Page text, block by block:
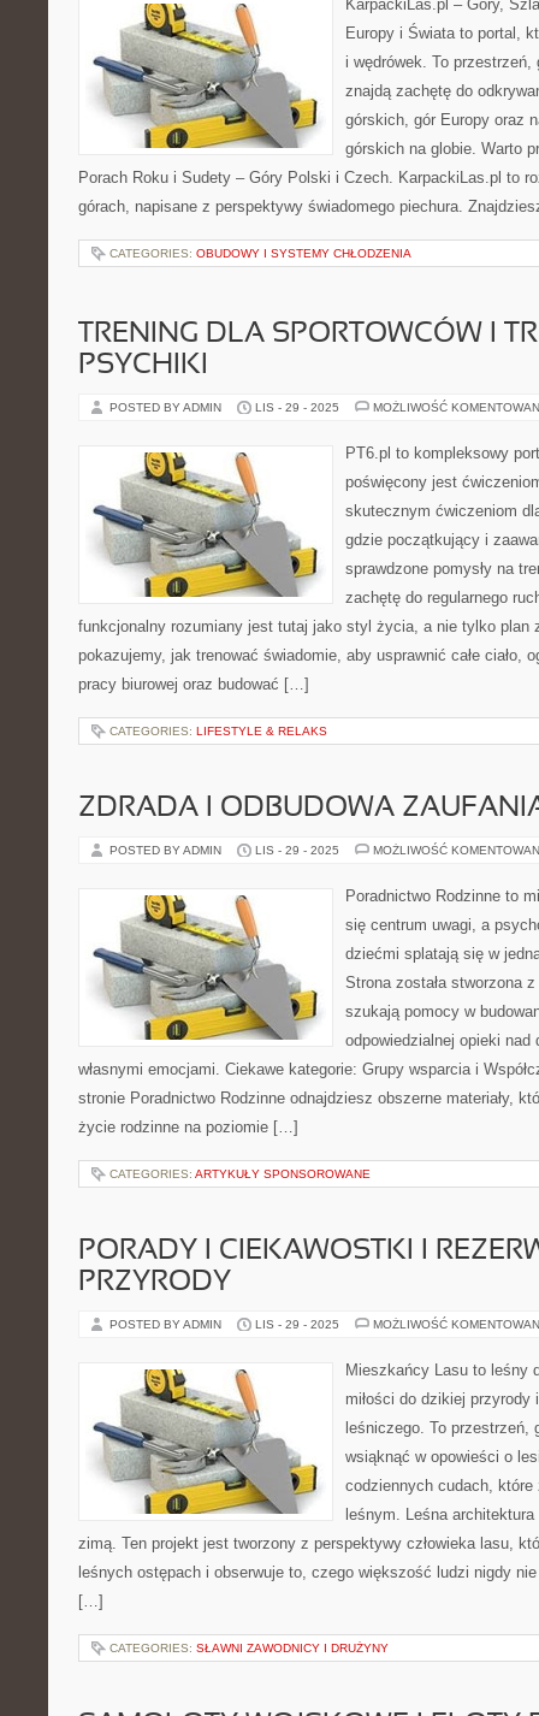
KarpackiLas.pl – Góry,
Europy i Świata to portal,
i wędrówek. To
znajdą zachętę do
górskich, gór Europy oraz
górskich na globie. Warto
Porach Roku i Sudety – Góry Polski i Czech. KarpackiLas.pl to
górach, napisane z perspektywy świadomego piechura.
CATEGORIES: OBUDOWY I SYSTEMY CHŁODZENIA
TRENING DLA SPORTOWCÓW I
PSYCHIKI
POSTED BY ADMIN LIS - 29 - 2025 MOŻLIWOŚĆ
PT6.pl to kompleksowy
poświęcony jest
skutecznym ćwiczeniom
gdzie początkujący i
sprawdzone pomysły na
zachętę do regularnego
funkcjonalny rozumiany jest tutaj jako styl życia, a nie tylko plan
pokazujemy, jak trenować świadomie, aby usprawnić całe ciało,
pracy biurowej oraz budować […]
CATEGORIES: LIFESTYLE & RELAKS
ZDRADA I ODBUDOWA
POSTED BY ADMIN LIS - 29 - 2025 MOŻLIWOŚĆ
Poradnictwo Rodzinne to
się centrum uwagi, a
dziećmi splatają się w
Strona została stworzona
szukają pomocy w
odpowiedzialnej opieki nad
własnymi emocjami. Ciekawe kategorie: Grupy wsparcia i
stronie Poradnictwo Rodzinne odnajdziesz obszerne materiały,
życie rodzinne na poziomie […]
CATEGORIES: ARTYKUŁY SPONSOROWANE
PORADY I CIEKAWOSTKI I
PRZYRODY
POSTED BY ADMIN LIS - 29 - 2025 MOŻLIWOŚĆ
Mieszkańcy Lasu to leśny
miłości do dzikiej przyrody
leśniczego. To przestrzeń,
wsiąknąć w opowieści o
codziennych cudach,
leśnym. Leśna
zimą. Ten projekt jest tworzony z perspektywy człowieka lasu,
leśnych ostępach i obserwuje to, czego większość ludzi nigdy
[…]
CATEGORIES: SŁAWNI ZAWODNICY I DRUŻYNY